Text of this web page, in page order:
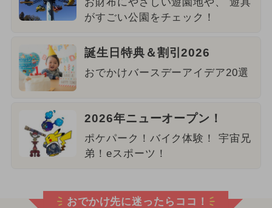
お財布にやさしい遊園地や、 遊具
がすごい公園をチェック！
誕生日特典＆割引2026
おでかけバースデーアイデア20選
2026年ニューオープン！
ポケパーク！バイク体験！ 宇宙兄
弟！eスポーツ！
おでかけ先に迷ったらココ！